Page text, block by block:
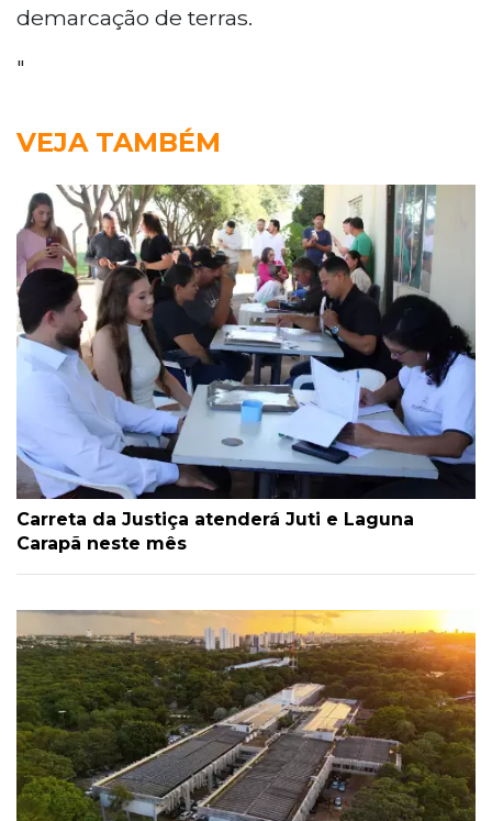
demarcação de terras.
"
VEJA TAMBÉM
Carreta da Justiça atenderá Juti e Laguna
Carapã neste mês